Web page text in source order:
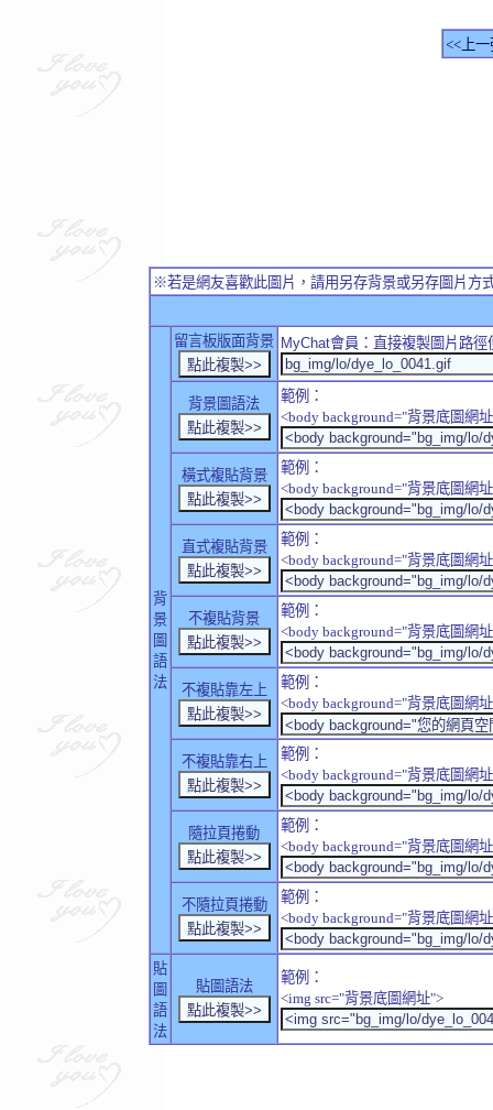
<<上一
※若是網友喜歡此圖片，請用另存背景或另存圖片方
背
景
圖
語
法
留言板版面背景 MyChat會員：直接複製圖片路
背景圖語法
範例：
<body background="背景底圖網
橫式複貼背景
範例：
<body background="背景底圖網
直式複貼背景
範例：
<body background="背景底圖網
不複貼背景
範例：
<body background="背景底圖網
不複貼靠左上
範例：
<body background="背景底圖網
不複貼靠右上
範例：
<body background="背景底圖網
隨拉頁捲動
範例：
<body background="背景底圖網
不隨拉頁捲動
範例：
<body background="背景底圖網
貼
圖
語
法
貼圖語法
範例：
<img src="背景底圖網址">